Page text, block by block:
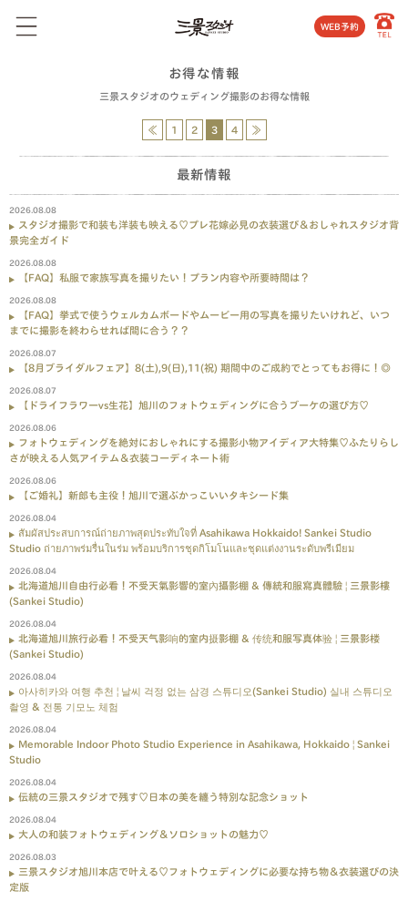
WEB予約
お得な情報
三景スタジオのウェディング撮影のお得な情報
≪ 1 2 3 4 ≫
最新情報
2026.08.08
スタジオ撮影で和装も洋装も映える♡プレ花嫁必見の衣装選び＆おしゃれスタジオ背
景完全ガイド
2026.08.08
【FAQ】私服で家族写真を撮りたい！プラン内容や所要時間は？
2026.08.08
【FAQ】挙式で使うウェルカムボードやムービー用の写真を撮りたいけれど、いつ
までに撮影を終わらせれば間に合う？？
2026.08.07
【8月ブライダルフェア】8(土),9(日),11(祝) 期間中のご成約でとってもお得に！◎
2026.08.07
【ドライフラワーvs生花】旭川のフォトウェディングに合うブーケの選び方♡
2026.08.06
フォトウェディングを絶対におしゃれにする撮影小物アイディア大特集♡ふたりらし
さが映える人気アイテム＆衣装コーディネート術
2026.08.06
【ご婚礼】新郎も主役！旭川で選ぶかっこいいタキシード集
2026.08.04
สัมผัสประสบการณ์ถ่ายภาพสุดประทับใจที่ Asahikawa Hokkaido! Sankei Studio
Studio ถ่ายภาพร่มรื่นในร่ม พร้อมบริการชุดกิโมโนและชุดแต่งงานระดับพรีเมียม
2026.08.04
北海道旭川自由行必看！不受天氣影響的室內攝影棚 & 傳統和服寫真體驗 | 三景影樓
(Sankei Studio)
2026.08.04
北海道旭川旅行必看！不受天气影响的室内摄影棚 & 传统和服写真体验 | 三景影楼
(Sankei Studio)
2026.08.04
아사히카와 여행 추천 | 날씨 걱정 없는 삼경 스튜디오(Sankei Studio) 실내 스튜디오
촬영 & 전통 기모노 체험
2026.08.04
Memorable Indoor Photo Studio Experience in Asahikawa, Hokkaido | Sankei
Studio
2026.08.04
伝統の三景スタジオで残す♡日本の美を纏う特別な記念ショット
2026.08.04
大人の和装フォトウェディング＆ソロショットの魅力♡
2026.08.03
三景スタジオ旭川本店で叶える♡フォトウェディングに必要な持ち物＆衣装選びの決
定版